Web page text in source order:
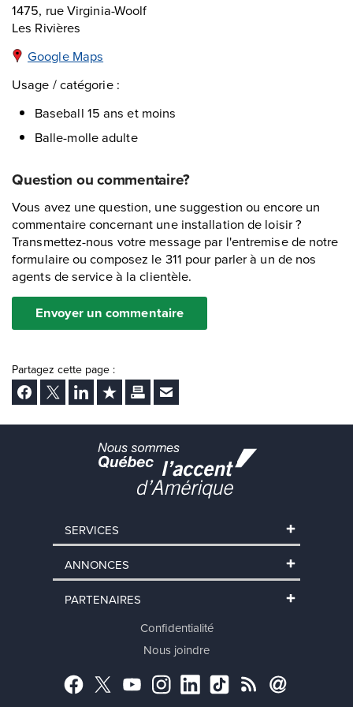
1475, rue Virginia-Woolf
Les Rivières
Google Maps
Usage / catégorie :
Baseball 15 ans et moins
Balle-molle adulte
Question ou commentaire?
Vous avez une question, une suggestion ou encore un
commentaire concernant une installation de loisir ?
Transmettez-nous votre message par l'entremise de notre
formulaire ou composez le 311 pour parler à un de nos
agents de service à la clientèle.
Envoyer un commentaire
Partagez cette page :
Facebook
Twitter LinkedInAjouter aux favoris
ImprimerEnvoyer Ã un ami
SERVICES
ANNONCES
PARTENAIRES
Confidentialité
Nous joindre
Facebook
TwitterYouTubeInstagram
LinkedInTikTokRSS Abonnement